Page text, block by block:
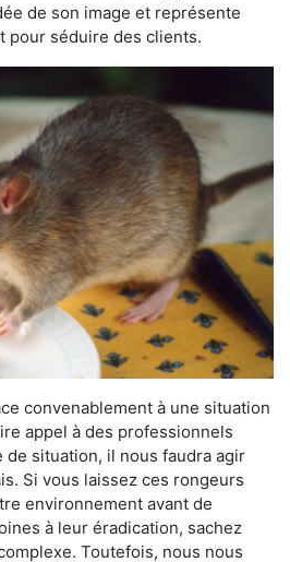
de son image et représente
pour séduire des clients.
convenablement à une situation
appel à des professionnels
de situation, il nous faudra agir
Si vous laissez ces rongeurs
environnement avant de
à leur éradication, sachez
Toutefois, nous nous